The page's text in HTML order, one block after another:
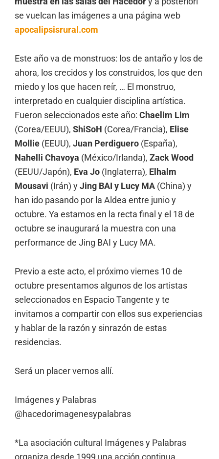
se vuelcan las imágenes a una página web
apocalipsisrural.com
Este año va de monstruos: los de antaño y los de
ahora, los crecidos y los construidos, los que den
miedo y los que hacen reír, … El monstruo,
interpretado en cualquier disciplina artística.
Fueron seleccionados este año: Chaelim Lim
(Corea/EEUU), ShiSoH (Corea/Francia), Elise
Mollie (EEUU), Juan Perdiguero (España),
Nahelli Chavoya (México/Irlanda), Zack Wood
(EEUU/Japón), Eva Jo (Inglaterra), Elhalm
Mousavi (Irán) yJing BAI y Lucy MA (China) y
han ido pasando por la Aldea entre junio y
octubre. Ya estamos en la recta final y el 18 de
octubre se inaugurará la muestra con una
performance de Jing BAI y Lucy MA.
Previo a este acto, el próximo viernes 10 de
octubre presentamos algunos de los artistas
seleccionados en Espacio Tangente y te
invitamos a compartir con ellos sus experiencias
y hablar de la razón y sinrazón de estas
residencias.
Será un placer vernos allí.
Imágenes y Palabras
@hacedorimagenesypalabras
*La asociación cultural Imágenes y Palabras
organiza desde 1999 una acción continua,